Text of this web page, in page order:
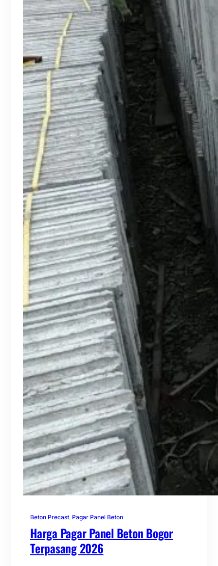
Beton Precast, Pagar Panel Beton
Harga Pagar Panel Beton Bogor
Terpasang 2026